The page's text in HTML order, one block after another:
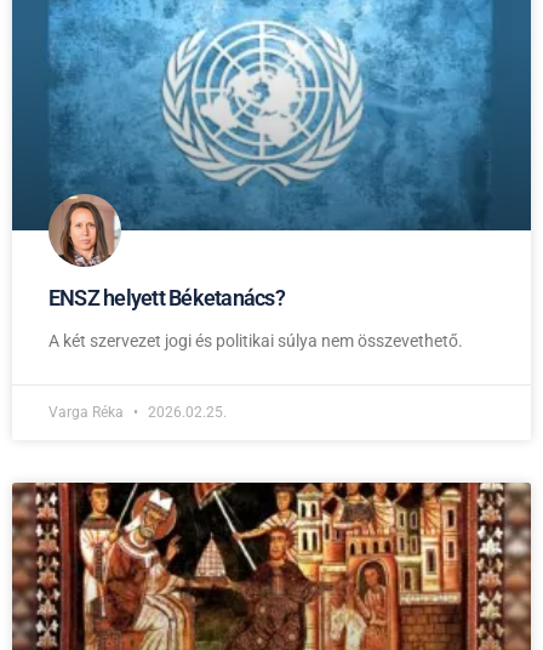
ENSZ helyett Béketanács?
A két szervezet jogi és politikai súlya nem összevethető.
Varga Réka 2026.02.25.